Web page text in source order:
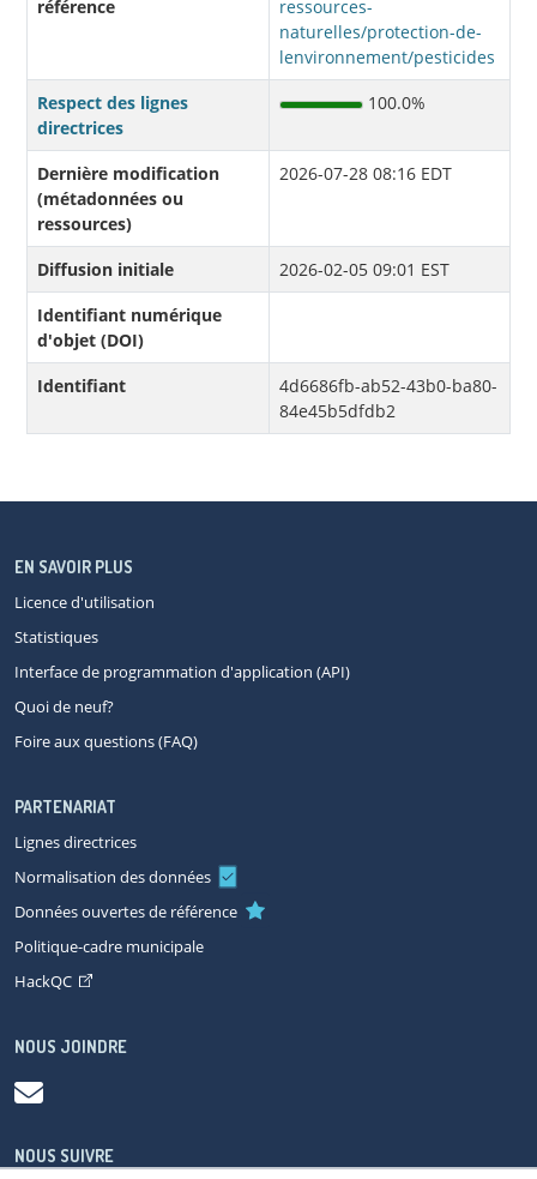
référence
ressources-
naturelles/protection-de-
lenvironnement/pesticides
Respect des lignes
directrices
100.0%
Dernière modification
(métadonnées ou
ressources)
2026-07-28 08:16 EDT
Diffusion initiale
2026-02-05 09:01 EST
Identifiant numérique
d'objet (DOI)
Identifiant
4d6686fb-ab52-43b0-ba80-
84e45b5dfdb2
EN SAVOIR PLUS
Licence d'utilisation
Statistiques
Interface de programmation d'application (API)
Quoi de neuf?
Foire aux questions (FAQ)
PARTENARIAT
Lignes directrices
Normalisation des données
Données ouvertes de référence
Politique-cadre municipale
HackQC
NOUS JOINDRE
NOUS SUIVRE